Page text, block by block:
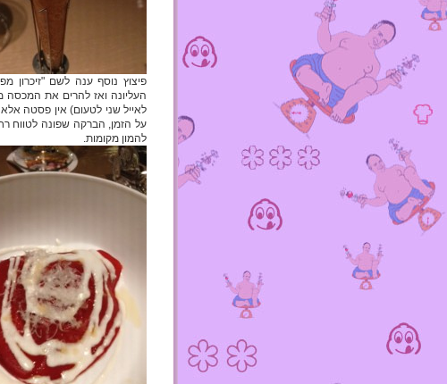
פיצוץ נוסף ענה לשם "זיכרון
העליונה ואז להרים את המכסה
לאייל שני לטעום) אין פסטה
על הזמן, הברקה שפונה לטווח
להמון מקומות.